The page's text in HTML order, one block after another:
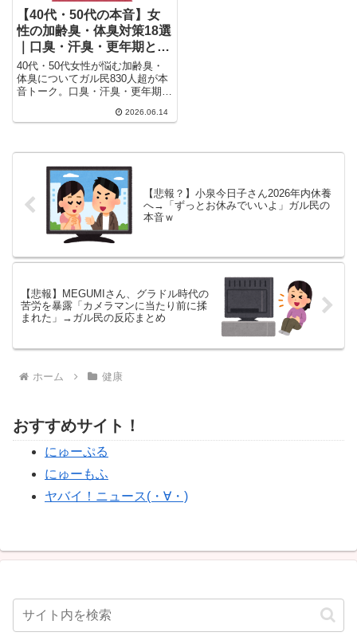
【40代・50代の本音】女
性の加齢臭・体臭対策18選
｜口臭・汗臭・更年期との
関係まとめ
40代・50代女性が悩む加齢臭・
体臭についてガル民830人超が本
音トーク。口臭・汗臭・更年期と
など実践済みの体臭対策まで、同
なり始めた方必見です。
2026.06.14
【悲報？】小泉今日子さん2026年内休養
へ→「ずっとお休みでいいよ」ガル民の
本音ｗ
【悲報】MEGUMIさん、グラドル時代の
苦労を暴露「カメラマンに当たり前に揉
まれた」→ガル民の反応まとめ
ホーム 健康
おすすめサイト！
にゅーぷる
にゅーもふ
ヤバイ！ニュース(・∀・)